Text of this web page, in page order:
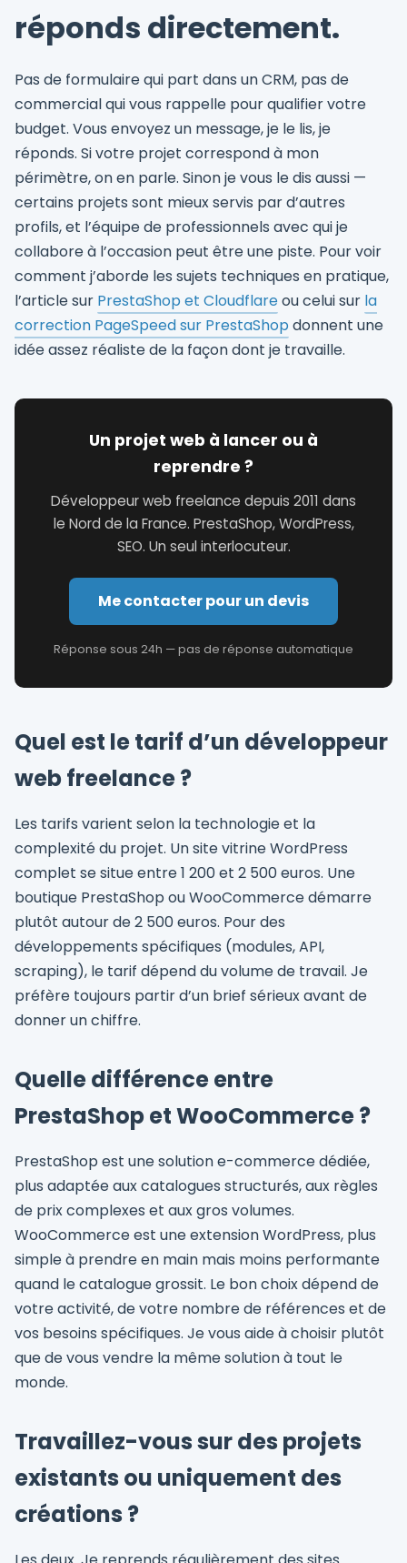
réponds directement.
Pas de formulaire qui part dans un CRM, pas de
commercial qui vous rappelle pour qualifier votre
budget. Vous envoyez un message, je le lis, je
réponds. Si votre projet correspond à mon
périmètre, on en parle. Sinon je vous le dis aussi —
certains projets sont mieux servis par d’autres
profils, et l’équipe de professionnels avec qui je
collabore à l’occasion peut être une piste. Pour voir
comment j’aborde les sujets techniques en pratique,
l’article sur PrestaShop et Cloudflareou celui sur la
correction PageSpeed sur PrestaShop donnent une
idée assez réaliste de la façon dont je travaille.
Un projet web à lancer ou à
reprendre ?
Développeur web freelance depuis 2011 dans
le Nord de la France. PrestaShop, WordPress,
SEO. Un seul interlocuteur.
Me contacter pour un devis
Réponse sous 24h — pas de réponse automatique
Quel est le tarif d’un développeur
web freelance ?
Les tarifs varient selon la technologie et la
complexité du projet. Un site vitrine WordPress
complet se situe entre 1 200 et 2 500 euros. Une
boutique PrestaShop ou WooCommerce démarre
plutôt autour de 2 500 euros. Pour des
développements spécifiques (modules, API,
scraping), le tarif dépend du volume de travail. Je
préfère toujours partir d’un brief sérieux avant de
donner un chiffre.
Quelle différence entre
PrestaShop et WooCommerce ?
PrestaShop est une solution e-commerce dédiée,
plus adaptée aux catalogues structurés, aux règles
de prix complexes et aux gros volumes.
WooCommerce est une extension WordPress, plus
simple à prendre en main mais moins performante
quand le catalogue grossit. Le bon choix dépend de
votre activité, de votre nombre de références et de
vos besoins spécifiques. Je vous aide à choisir plutôt
que de vous vendre la même solution à tout le
monde.
Travaillez-vous sur des projets
existants ou uniquement des
créations ?